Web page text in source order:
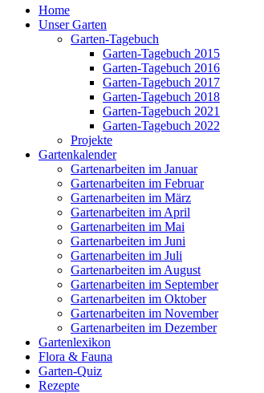
Home
Unser Garten
Garten-Tagebuch
Garten-Tagebuch 2015
Garten-Tagebuch 2016
Garten-Tagebuch 2017
Garten-Tagebuch 2018
Garten-Tagebuch 2021
Garten-Tagebuch 2022
Projekte
Gartenkalender
Gartenarbeiten im Januar
Gartenarbeiten im Februar
Gartenarbeiten im März
Gartenarbeiten im April
Gartenarbeiten im Mai
Gartenarbeiten im Juni
Gartenarbeiten im Juli
Gartenarbeiten im August
Gartenarbeiten im September
Gartenarbeiten im Oktober
Gartenarbeiten im November
Gartenarbeiten im Dezember
Gartenlexikon
Flora & Fauna
Garten-Quiz
Rezepte